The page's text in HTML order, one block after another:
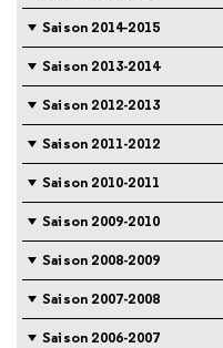
Saison 2014-2015
Saison 2013-2014
Saison 2012-2013
Saison 2011-2012
Saison 2010-2011
Saison 2009-2010
Saison 2008-2009
Saison 2007-2008
Saison 2006-2007